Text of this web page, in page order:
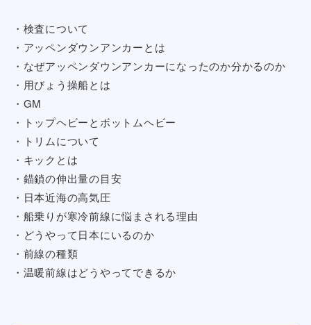
・検査について
・アッペンダウンアンカーとは
・なぜアッペンダウンアンカーになったのか分かるのか
・用びょう操船とは
・GM
・トップヘビーとボットムヘビー
・トリムについて
・キックとは
・錨鎖の伸出量の目安
・日本近海の高気圧
・船乗りが寒冷前線に悩まされる理由
・どうやって日本にいるのか
・前線の種類
・温暖前線はどうやってできるか